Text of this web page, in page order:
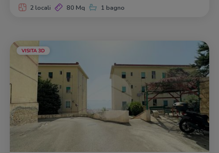
2 locali 80 Mq 1 bagno
VISITA 3D